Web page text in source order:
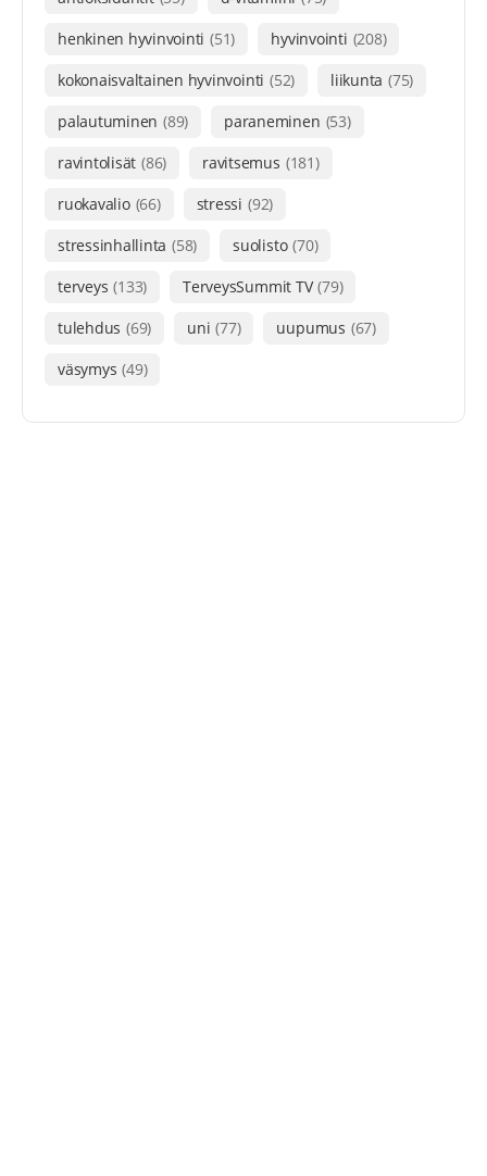
henkinen hyvinvointi (51) hyvinvointi (208)
kokonaisvaltainen hyvinvointi (52) liikunta (75)
palautuminen (89) paraneminen (53)
ravintolisät (86) ravitsemus (181)
ruokavalio (66) stressi (92)
stressinhallinta (58) suolisto (70)
terveys (133) TerveysSummit TV (79)
tulehdus (69) uni (77) uupumus (67)
väsymys (49)